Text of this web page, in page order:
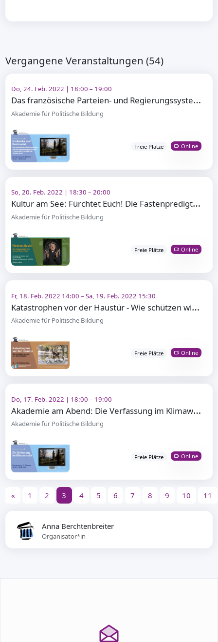
Vergangene Veranstaltungen (54)
Do, 24. Feb. 2022 | 18:00 – 19:00
D
as französische Parteien- und Regierungssystem im Vorfeld der Wahlen 2022
Akademie für Politische Bildung
Freie Plätze Online
So, 20. Feb. 2022 | 18:30 – 20:00
K
ultur am See: Fürchtet Euch! Die Fastenpredigt von und mit Pater Paetz
Akademie für Politische Bildung
Freie Plätze Online
Fr, 18. Feb. 2022 14:00 – Sa, 19. Feb. 2022 15:30
K
atastrophen vor der Haustür - Wie schützen wir uns vor dem Ernstfall?
Akademie für Politische Bildung
Freie Plätze Online
Do, 17. Feb. 2022 | 18:00 – 19:00
A
kademie am Abend: Die Verfassung im Klimawandel
Akademie für Politische Bildung
Freie Plätze Online
« 1 2 3 4 5 6 7 8 9 10 11
Anna Berchtenbreiter
Organisator*in